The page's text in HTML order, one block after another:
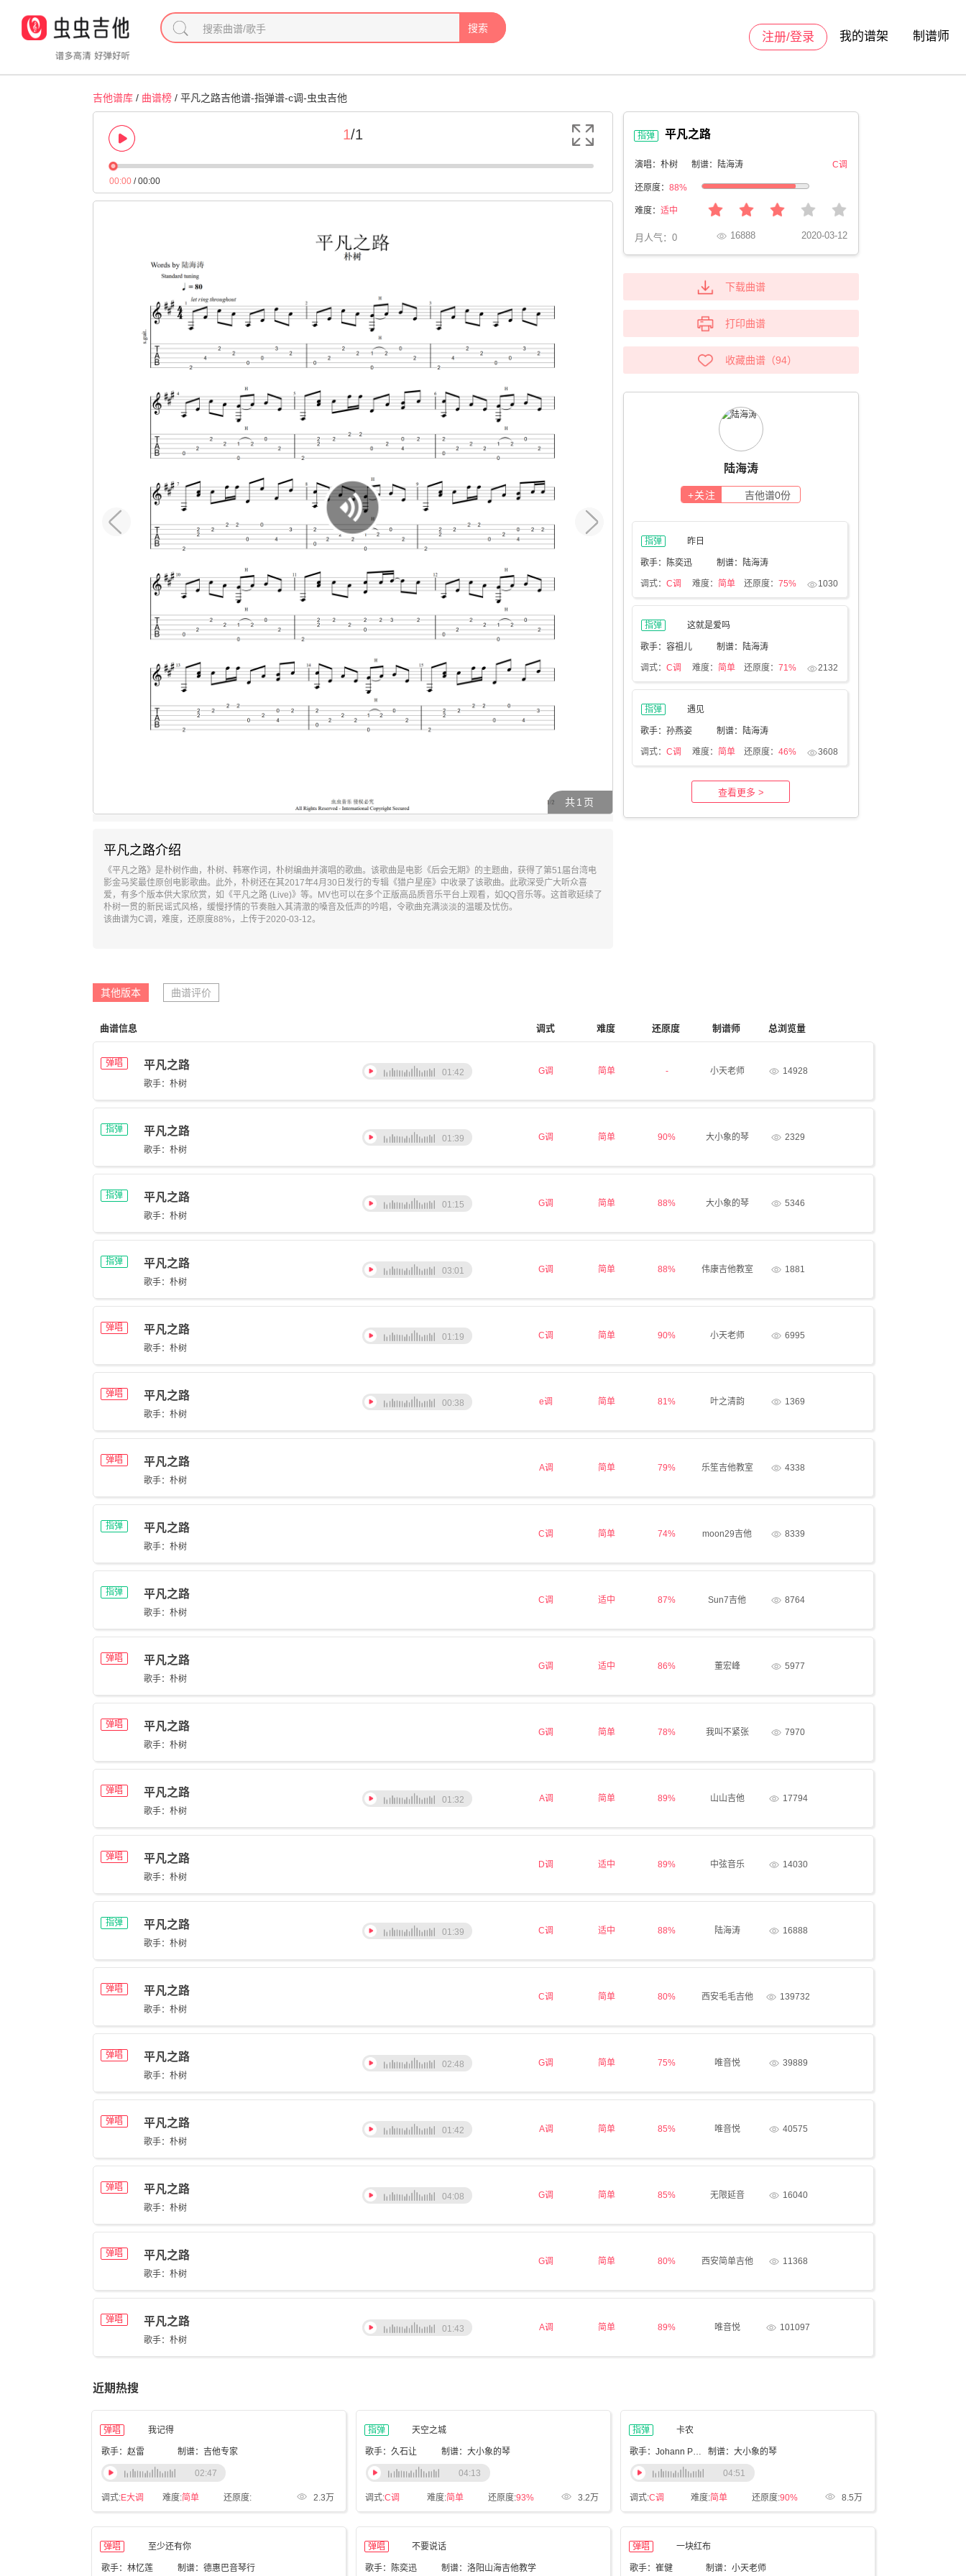
搜索
注册/登录 我的谱架 制谱师
吉他谱库/ 曲谱榜/ 平凡之路吉他谱-指弹谱-c调-虫虫吉他
1/1
00:00/00:00
共1 页
平凡之路介绍
《平凡之路》是朴树作曲，朴树、韩寒作词，朴树编曲并演唱的歌曲。该歌曲是电影《后会无期》的主题曲，获得了第51届台湾电
影金马奖最佳原创电影歌曲。此外，朴树还在其2017年4月30日发行的专辑《猎户星座》中收录了该歌曲。此歌深受广大听众喜
爱，有多个版本供大家欣赏，如《平凡之路 (Live)》等。MV也可以在多个正版高品质音乐平台上观看，如QQ音乐等。这首歌延续了
朴树一贯的新民谣式风格，缓慢抒情的节奏融入其清澈的嗓音及低声的吟唱，令歌曲充满淡淡的温暖及忧伤。
该曲谱为C调，难度，还原度88%，上传于2020-03-12。
指弹 平凡之路
演唱：朴树 制谱：陆海涛 C调
还原度： 88%
难度： 适中
月人气： 0 16888 2020-03-12
下载曲谱
打印曲谱
收藏曲谱（94）
陆海涛
+关注 吉他谱0份
指弹 昨日
歌手：陈奕迅 制谱：陆海涛
调式： C调 难度： 简单 还原度：75% 1030
指弹 这就是爱吗
歌手：容祖儿 制谱：陆海涛
调式： C调 难度： 简单 还原度：71% 2132
指弹 遇见
歌手：孙燕姿 制谱：陆海涛
调式： C调 难度： 简单 还原度：46% 3608
查看更多 >
其他版本 曲谱评价
曲谱信息 调式 难度 还原度 制谱师 总浏览量
弹唱 平凡之路
歌手：朴树
G调 简单 - 小天老师 14928
01:42
指弹 平凡之路
歌手：朴树
G调 简单 90% 大小象的琴 2329
01:39
指弹 平凡之路
歌手：朴树
G调 简单 88% 大小象的琴 5346
01:15
指弹 平凡之路
歌手：朴树
G调 简单 88% 伟康吉他教室 1881
03:01
弹唱 平凡之路
歌手：朴树
C调 简单 90% 小天老师 6995
01:19
弹唱 平凡之路
歌手：朴树
e调 简单 81% 叶之清韵 1369
00:38
弹唱 平凡之路
歌手：朴树
A调 简单 79% 乐笙吉他教室 4338
指弹 平凡之路
歌手：朴树
C调 简单 74% moon29吉他 8339
指弹 平凡之路
歌手：朴树
C调 适中 87% Sun7吉他 8764
弹唱 平凡之路
歌手：朴树
G调 适中 86% 董宏峰 5977
弹唱 平凡之路
歌手：朴树
G调 简单 78% 我叫不紧张 7970
弹唱 平凡之路
歌手：朴树
A调 简单 89% 山山吉他 17794
01:32
弹唱 平凡之路
歌手：朴树
D调 适中 89% 中弦音乐 14030
指弹 平凡之路
歌手：朴树
C调 适中 88% 陆海涛 16888
01:39
弹唱 平凡之路
歌手：朴树
C调 简单 80% 西安毛毛吉他 139732
弹唱 平凡之路
歌手：朴树
G调 简单 75% 唯音悦 39889
02:48
弹唱 平凡之路
歌手：朴树
A调 简单 85% 唯音悦 40575
01:42
弹唱 平凡之路
歌手：朴树
G调 简单 85% 无限延音 16040
04:08
弹唱 平凡之路
歌手：朴树
G调 简单 80% 西安简单吉他 11368
弹唱 平凡之路
歌手：朴树
A调 简单 89% 唯音悦 101097
01:43
近期热搜
弹唱 我记得
歌手：赵雷 制谱：吉他专家
调式:E大调 难度:简单 还原度: 2.3万
02:47
指弹 天空之城
歌手：久石让 制谱：大小象的琴
调式:C调 难度:简单 还原度:93% 3.2万
04:13
指弹 卡农
歌手：Johann Pachelbel 制谱：大小象的琴
调式:C调 难度:简单 还原度:90% 8.5万
04:51
弹唱 至少还有你
歌手：林忆莲 制谱：德惠巴音琴行
弹唱 不要说话
歌手：陈奕迅 制谱：洛阳山海吉他教学
弹唱 一块红布
歌手：崔健 制谱：小天老师